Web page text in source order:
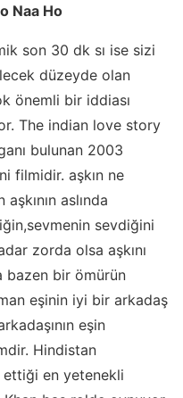
Naa Ho
son 30 dk sı ise sizi
düzeyde olan
önemli bir iddiası
The indian love story
bulunan 2003
filmidir. aşkın ne
aslında
sevdiğini
zorda olsa aşkını
bazen bir ömürün
eşinin iyi bir arkadaş
eşin
Hindistan
ettiği en yetenekli